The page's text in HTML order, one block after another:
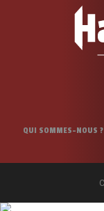
QUI SOMMES-NOUS ?